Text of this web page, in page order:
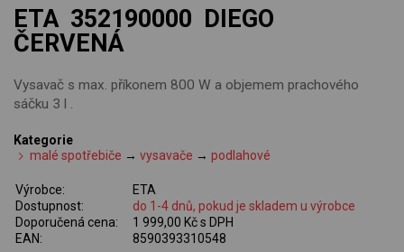
ETA 352190000 DIEGO
ČERVENÁ
Vysavač s max. příkonem 800 W a objemem prachového
sáčku 3 l .
Kategorie
malé spotřebiče →vysavače →podlahové
Výrobce:
ETA
Dostupnost:
do 1-4 dnů, pokud je skladem u výrobce
Doporučená cena:
1 999,00 Kč s DPH
EAN:
8590393310548